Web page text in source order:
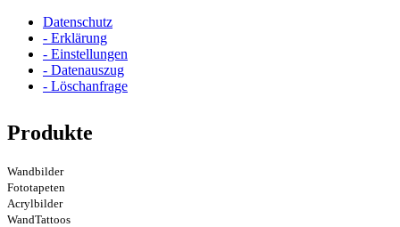
Datenschutz
- Erklärung
- Einstellungen
- Datenauszug
- Löschanfrage
Produkte
Wandbilder
Fototapeten
Acrylbilder
WandTattoos